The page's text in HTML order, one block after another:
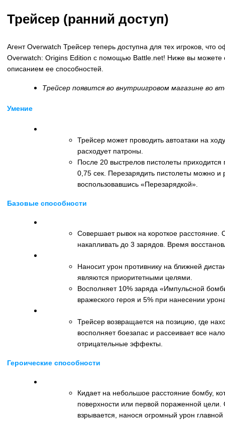
Трейсер (ранний доступ)
Агент Overwatch Трейсер теперь доступна для тех игроков, что
Overwatch: Origins Edition с помощью Battle.net! Ниже вы можете
описанием ее способностей.
Трейсер появится во внутриигровом магазине во
Умение
Трейсер может проводить автоатаки на
расходует патроны.
После 20 выстрелов пистолеты приходится
0,75 сек. Перезарядить пистолеты можно и
воспользовавшись «Перезарядкой».
Базовые способности
Совершает рывок на короткое расстояние.
накапливать до 3 зарядов. Время
Наносит урон противнику на ближней
являются приоритетными целями.
Восполняет 10% заряда «Импульсной
вражеского героя и 5% при нанесении
Трейсер возвращается на позицию, где
восполняет боезапас и рассеивает все
отрицательные эффекты.
Героические способности
Кидает на небольшое расстояние бомбу,
поверхности или первой пораженной цели.
взрывается, нанося огромный урон